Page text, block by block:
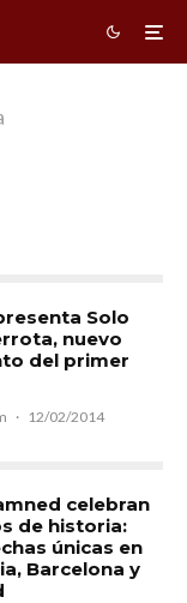
Solo
nuevo
del primer
· 12/02/2014
celebran
de historia:
únicas en
Barcelona y